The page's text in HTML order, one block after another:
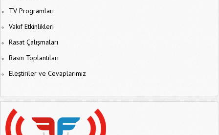
TV Programları
Vakıf Etkinlikleri
Rasat Çalışmaları
Basın Toplantıları
Eleştiriler ve Cevaplarımız